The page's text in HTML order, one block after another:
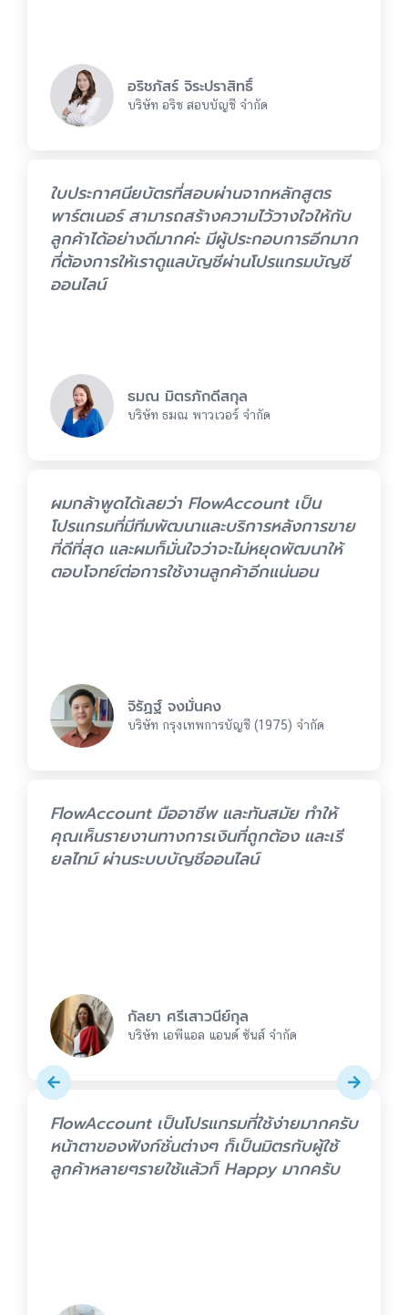
อริชภัสร์ จิระปราสิทธิ์
บริษัท อริช สอบบัญชี จำกัด
ใบประกาศนียบัตรที่สอบผ่านจากหลักสูตร
พาร์ตเนอร์ สามารถสร้างความไว้วางใจให้กับ
ลูกค้าได้อย่างดีมากค่ะ มีผู้ประกอบการอีกมาก
ที่ต้องการให้เราดูแลบัญชีผ่านโปรแกรมบัญชี
ออนไลน์
ธมณ มิตรภักดีสกุล
บริษัท ธมณ พาวเวอร์ จำกัด
ผมกล้าพูดได้เลยว่า FlowAccount เป็น
โปรแกรมที่มีทีมพัฒนาและบริการหลังการขาย
ที่ดีที่สุด และผมก็มั่นใจว่าจะไม่หยุดพัฒนาให้
ตอบโจทย์ต่อการใช้งานลูกค้าอีกแน่นอน
จิรัฏฐ์ จงมั่นคง
บริษัท กรุงเทพการบัญชี (1975) จำกัด
FlowAccount มืออาชีพ และทันสมัย ทำให้
คุณเห็นรายงานทางการเงินที่ถูกต้อง และเรี
ยลไทม์ ผ่านระบบบัญชีออนไลน์
กัลยา ศรีเสาวนีย์กุล
บริษัท เอพีแอล แอนด์ ซันส์ จำกัด
FlowAccount เป็นโปรแกรมที่ใช้ง่ายมากครับ
หน้าตาของฟังก์ชั่นต่างๆ ก็เป็นมิตรกับผู้ใช้
ลูกค้าหลายๆรายใช้แล้วก็ Happy มากครับ